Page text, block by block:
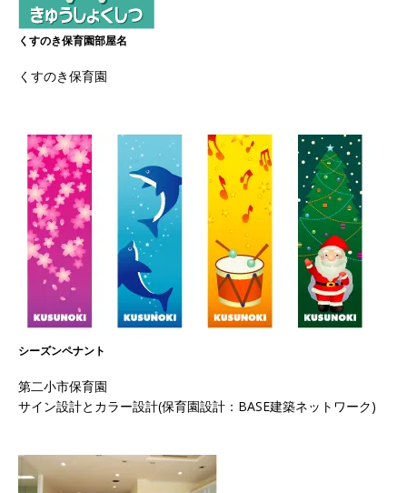
くすのき保育園部屋名
くすのき保育園
シーズンペナント
第二小市保育園
サイン設計とカラー設計(保育園設計：BASE建築ネットワーク)